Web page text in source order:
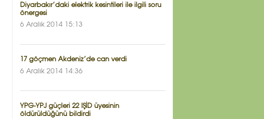
Diyarbakır’daki elektrik kesintileri ile ilgili soru
önergesi
6 Aralık 2014 15:13
17 göçmen Akdeniz’de can verdi
6 Aralık 2014 14:36
YPG-YPJ güçleri 22 IŞİD üyesinin
öldürüldüğünü bildirdi